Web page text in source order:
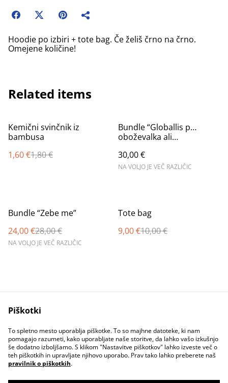
Hoodie po izbiri + tote bag. Če želiš črno na črno.
Omejene količine!
Related items
%
Kemični svinčnik iz
bambusa
1,60 €1,80 €
Bundle “Globallis p…
oboževalka ali
30,00 €
NA VOLJO JE VEČ RAZLIČIC
%
Bundle “Zebe me”
24,00 €28,00 €
NA VOLJO JE VEČ RAZLIČIC
%
Tote bag
9,00 €10,00 €
Contact Us
Legal Terms
Privacy Policy
Cookie Policy
Piškotki
To spletno mesto uporablja piškotke. To so majhne datoteke, ki nam
pomagajo razumeti, kako uporabljate naše storitve, da lahko vašo izkušnjo
še dodatno izboljšamo. S klikom "Nastavitve piškotkov" lahko izveste več o
teh piškotkih in upravljate njihovo uporabo. Prav tako lahko preberete naš
pravilnik o piškotkih.